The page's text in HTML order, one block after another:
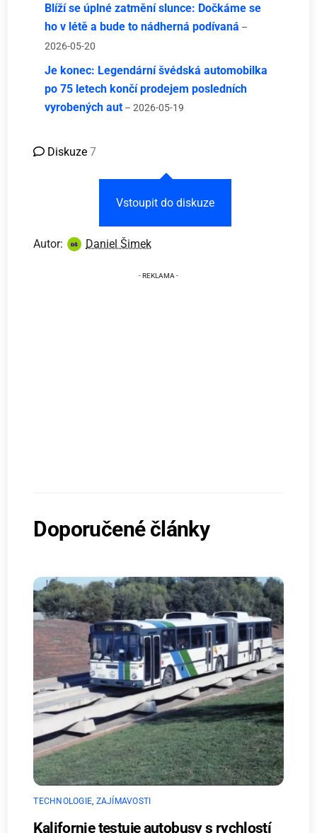
Blíží se úplné zatmění slunce: Dočkáme se
ho v létě a bude to nádherná podívaná –
2026-05-20
Je konec: Legendární švédská automobilka
po 75 letech končí prodejem posledních
vyrobených aut – 2026-05-19
Diskuze7
Vstoupit do diskuze
Autor: Daniel Šimek
Doporučené články
TECHNOLOGIE, ZAJÍMAVOSTI
Kalifornie testuje autobusy s rychlostí